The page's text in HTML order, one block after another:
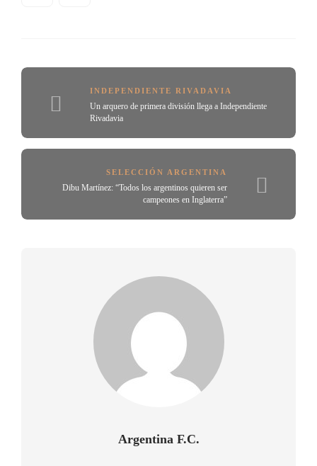
INDEPENDIENTE RIVADAVIA
Un arquero de primera división llega a Independiente
Rivadavia
SELECCIÓN ARGENTINA
Dibu Martínez: “Todos los argentinos quieren ser
campeones en Inglaterra”
Argentina F.C.